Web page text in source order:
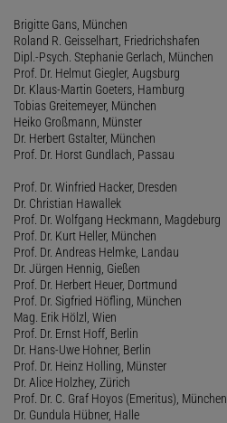
Brigitte Gans, München
Roland R. Geisselhart, Friedrichshafen
Dipl.-Psych. Stephanie Gerlach, München
Prof. Dr. Helmut Giegler, Augsburg
Dr. Klaus-Martin Goeters, Hamburg
Tobias Greitemeyer, München
Heiko Großmann, Münster
Dr. Herbert Gstalter, München
Prof. Dr. Horst Gundlach, Passau
Prof. Dr. Winfried Hacker, Dresden
Dr. Christian Hawallek
Prof. Dr. Wolfgang Heckmann, Magdeburg
Prof. Dr. Kurt Heller, München
Prof. Dr. Andreas Helmke, Landau
Dr. Jürgen Hennig, Gießen
Prof. Dr. Herbert Heuer, Dortmund
Prof. Dr. Sigfried Höfling, München
Mag. Erik Hölzl, Wien
Prof. Dr. Ernst Hoff, Berlin
Dr. Hans-Uwe Hohner, Berlin
Prof. Dr. Heinz Holling, Münster
Dr. Alice Holzhey, Zürich
Prof. Dr. C. Graf Hoyos (Emeritus), München
Dr. Gundula Hübner, Halle